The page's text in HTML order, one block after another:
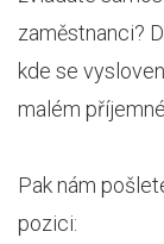
zaměstnanci?
kde se
malém
Pak nám
pozici: